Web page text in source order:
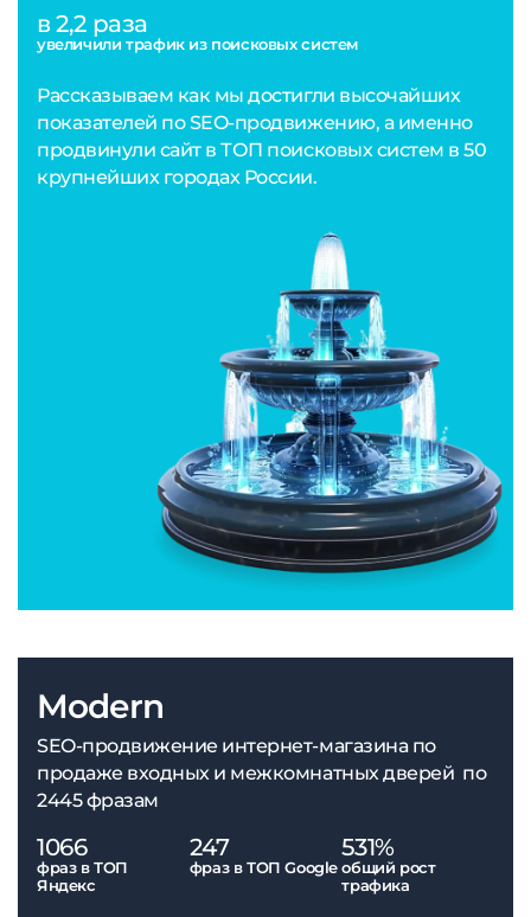
в 2,2 раза
увеличили трафик из поисковых систем
Рассказываем как мы достигли высочайших
показателей по SEO-продвижению, а именно
продвинули сайт в ТОП поисковых систем в 50
крупнейших городах России.
Modern
SEO-продвижение интернет-магазина по
продаже входных и межкомнатных дверей по
2445 фразам
1066
фраз в ТОП
Яндекс
247
фраз в ТОП Google
531%
общий рост
трафика